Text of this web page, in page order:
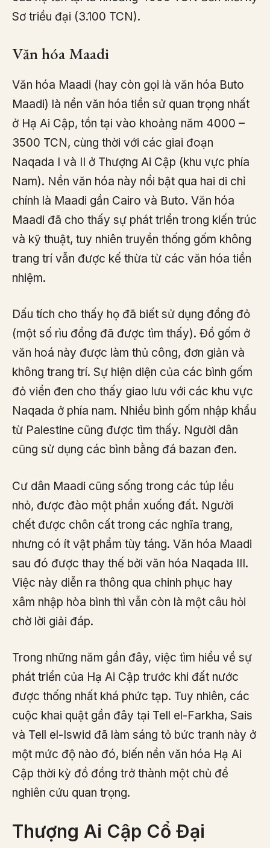
Sơ triều đại (3.100 TCN).
Văn hóa Maadi
Văn hóa Maadi (hay còn gọi là văn hóa Buto
Maadi) là nền văn hóa tiền sử quan trọng nhất
ở Hạ Ai Cập, tồn tại vào khoảng năm 4000 –
3500 TCN, cùng thời với các giai đoạn
Naqada I và II ở Thượng Ai Cập (khu vực phía
Nam). Nền văn hóa này nổi bật qua hai di chỉ
chính là Maadi gần Cairo và Buto. Văn hóa
Maadi đã cho thấy sự phát triển trong kiến trúc
và kỹ thuật, tuy nhiên truyền thống gốm không
trang trí vẫn được kế thừa từ các văn hóa tiền
nhiệm.
Dấu tích cho thấy họ đã biết sử dụng đồng đỏ
(một số rìu đồng đã được tìm thấy). Đồ gốm ở
văn hoá này được làm thủ công, đơn giản và
không trang trí. Sự hiện diện của các bình gốm
đỏ viền đen cho thấy giao lưu với các khu vực
Naqada ở phía nam. Nhiều bình gốm nhập khẩu
từ Palestine cũng được tìm thấy. Người dân
cũng sử dụng các bình bằng đá bazan đen.
Cư dân Maadi cũng sống trong các túp lều
nhỏ, được đào một phần xuống đất. Người
chết được chôn cất trong các nghĩa trang,
nhưng có ít vật phẩm tùy táng. Văn hóa Maadi
sau đó được thay thế bởi văn hóa Naqada III.
Việc này diễn ra thông qua chinh phục hay
xâm nhập hòa bình thì vẫn còn là một câu hỏi
chờ lời giải đáp.
Trong những năm gần đây, việc tìm hiểu về sự
phát triển của Hạ Ai Cập trước khi đất nước
được thống nhất khá phức tạp. Tuy nhiên, các
cuộc khai quật gần đây tại Tell el-Farkha, Sais
và Tell el-Iswid đã làm sáng tỏ bức tranh này ở
một mức độ nào đó, biến nền văn hóa Hạ Ai
Cập thời kỳ đồ đồng trở thành một chủ đề
nghiên cứu quan trọng.
Thượng Ai Cập Cổ Đại